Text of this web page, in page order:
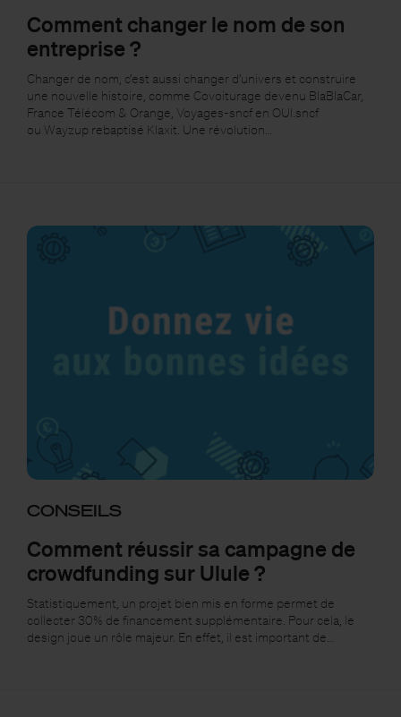
Comment changer le nom de son
entreprise ?
Changer de nom, c’est aussi changer d’univers et construire
une nouvelle histoire, comme Covoiturage devenu BlaBlaCar,
France Télécom & Orange, Voyages-sncf en OUI.sncf
ou Wayzup rebaptisé Klaxit. Une révolution…
CONSEILS
Comment réussir sa campagne de
crowdfunding sur Ulule ?
Statistiquement, un projet bien mis en forme permet de
collecter 30% de financement supplémentaire. Pour cela, le
design joue un rôle majeur. En effet, il est important de…